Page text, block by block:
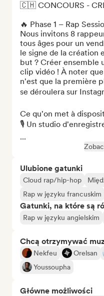
🇨🇭 CONCOURS -
🔥 Phase 1 – Rap
Nous invitons 8
tous âges pour un
le signe de la création
but ? Créer ensemble
clip vidéo ! À noter
n'est que la première
se déroulera sur
Ce qu'on met à
🎙️ Un studio
...
Ulubione gatunki
Cloud rap/hip-hop
Rap w języku francuskim
Gatunki, na które są
Rap w języku angielskim
Chcą otrzymywać
Nekfeu Orelsan
Youssoupha
Główne możliwości